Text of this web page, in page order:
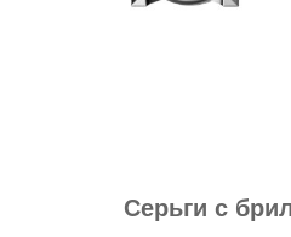
Серьги с